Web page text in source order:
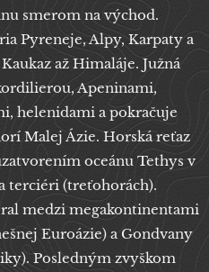
smerom na východ.
Pyreneje, Alpy, Karpaty a
až Himaláje. Južná
Apeninami,
helenidami a pokračuje
Malej Ázie. Horská reťaz
oceánu Tethys v
terciéri (treťohorách).
medzi megakontinentami
Euroázie) a Gondvany
Posledným zvyškom